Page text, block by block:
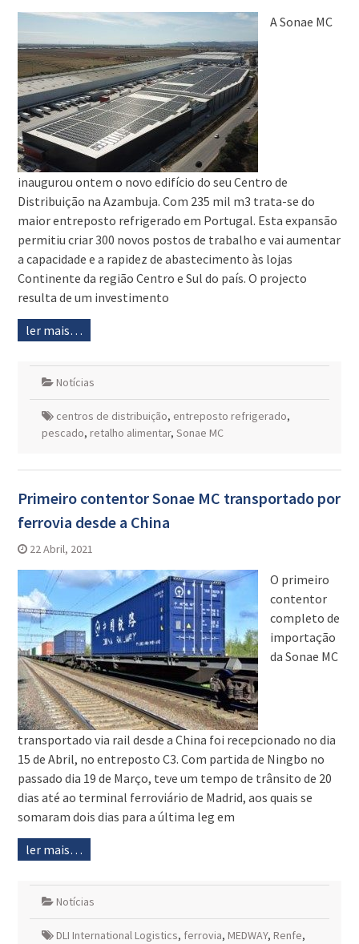
A Sonae MC
inaugurou ontem o novo edifício do seu Centro de
Distribuição na Azambuja. Com 235 mil m3 trata-se do
maior entreposto refrigerado em Portugal. Esta expansão
permitiu criar 300 novos postos de trabalho e vai aumentar
a capacidade e a rapidez de abastecimento às lojas
Continente da região Centro e Sul do país. O projecto
resulta de um investimento
ler mais…
Notícias
centros de distribuição, entreposto refrigerado,
pescado, retalho alimentar, Sonae MC
Primeiro contentor Sonae MC transportado por
ferrovia desde a China
22 Abril, 2021
O primeiro
contentor
completo de
importação
da Sonae MC
transportado via rail desde a China foi recepcionado no dia
15 de Abril, no entreposto C3. Com partida de Ningbo no
passado dia 19 de Março, teve um tempo de trânsito de 20
dias até ao terminal ferroviário de Madrid, aos quais se
somaram dois dias para a última leg em
ler mais…
Notícias
DLI International Logistics, ferrovia, MEDWAY, Renfe,